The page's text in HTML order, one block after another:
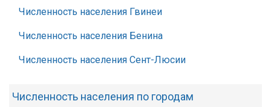
Численность населения Гвинеи
Численность населения Бенина
Численность населения Сент-Люсии
Численность населения по городам